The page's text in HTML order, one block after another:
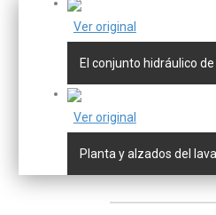
Ver original
El conjunto hidráulico
Ver original
Planta y alzados del